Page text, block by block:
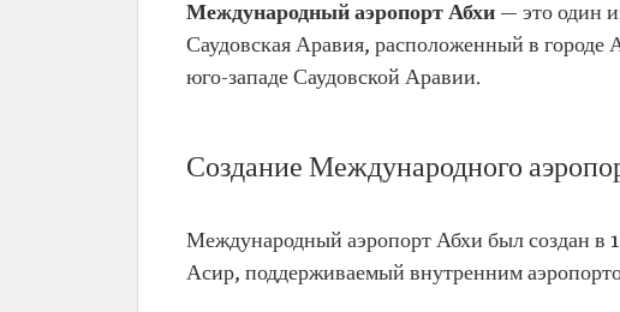
Международный аэропорт Абхи — это один
Саудовская Аравия, расположенный в городе
юго-западе Саудовской Аравии.
Создание Международного
Международный аэропорт Абхи был создан в
Асир, поддерживаемый внутренним